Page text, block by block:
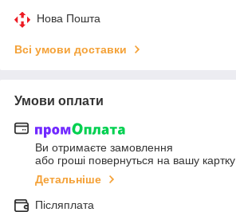
Нова Пошта
Всі умови доставки
Умови оплати
Ви отримаєте замовлення
або гроші повернуться на вашу картку
Детальніше
Післяплата